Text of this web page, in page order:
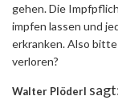
gehen. Die
impfen lassen und
erkranken. Also
verloren?
Walter Plöderl